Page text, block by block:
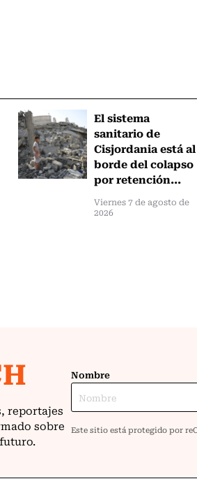
El sistema
sanitario de
Cisjordania está al
borde del colapso
por retención...
Viernes 7 de agosto de
2026